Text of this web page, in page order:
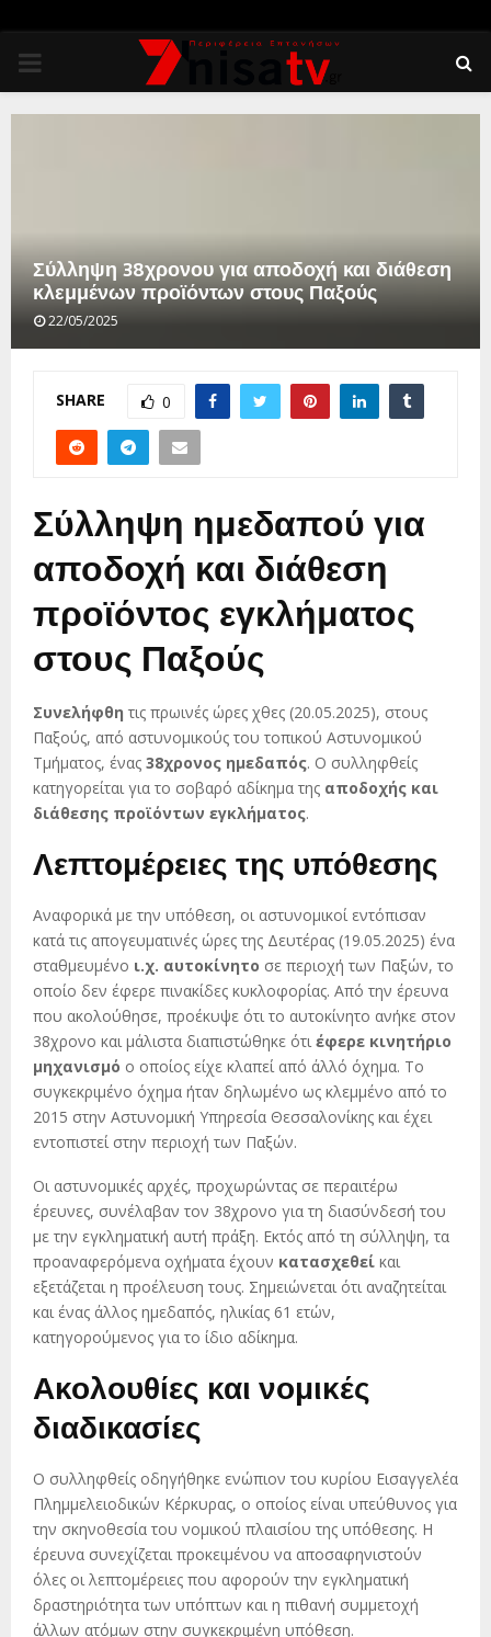
PRIMARY
MENU
Σύλληψη 38χρονου για αποδοχή και διάθεση
κλεμμένων προϊόντων στους Παξούς
22/05/2025
SHARE 0
Σύλληψη ημεδαπού για
αποδοχή και διάθεση
προϊόντος εγκλήματος
στους Παξούς
Συνελήφθη τις πρωινές ώρες χθες (20.05.2025), στους
Παξούς, από αστυνομικούς του τοπικού Αστυνομικού
Τμήματος, ένας 38χρονος ημεδαπός. Ο συλληφθείς
κατηγορείται για το σοβαρό αδίκημα της αποδοχής και
διάθεσης προϊόντων εγκλήματος.
Λεπτομέρειες της υπόθεσης
Αναφορικά με την υπόθεση, οι αστυνομικοί εντόπισαν
κατά τις απογευματινές ώρες της Δευτέρας (19.05.2025) ένα
σταθμευμένο ι.χ. αυτοκίνητο σε περιοχή των Παξών, το
οποίο δεν έφερε πινακίδες κυκλοφορίας. Από την έρευνα
που ακολούθησε, προέκυψε ότι το αυτοκίνητο ανήκε στον
38χρονο και μάλιστα διαπιστώθηκε ότιέφερε κινητήριο
μηχανισμό ο οποίος είχε κλαπεί από άλλό όχημα. Το
συγκεκριμένο όχημα ήταν δηλωμένο ως κλεμμένο από το
2015 στην Αστυνομική Υπηρεσία Θεσσαλονίκης και έχει
εντοπιστεί στην περιοχή των Παξών.
Οι αστυνομικές αρχές, προχωρώντας σε περαιτέρω
έρευνες, συνέλαβαν τον 38χρονο για τη διασύνδεσή του
με την εγκληματική αυτή πράξη. Εκτός από τη σύλληψη, τα
προαναφερόμενα οχήματα έχουν κατασχεθεί και
εξετάζεται η προέλευση τους. Σημειώνεται ότι αναζητείται
και ένας άλλος ημεδαπός, ηλικίας 61 ετών,
κατηγορούμενος για το ίδιο αδίκημα.
Ακολουθίες και νομικές
διαδικασίες
Ο συλληφθείς οδηγήθηκε ενώπιον του κυρίου Εισαγγελέα
Πλημμελειοδικών Κέρκυρας, ο οποίος είναι υπεύθυνος για
την σκηνοθεσία του νομικού πλαισίου της υπόθεσης. Η
έρευνα συνεχίζεται προκειμένου να αποσαφηνιστούν
όλες οι λεπτομέρειες που αφορούν την εγκληματική
δραστηριότητα των υπόπτων και η πιθανή συμμετοχή
άλλων ατόμων στην συγκεκριμένη υπόθεση.